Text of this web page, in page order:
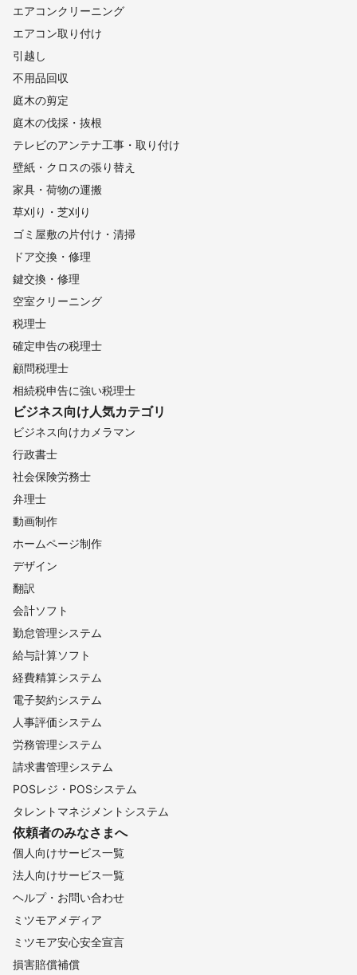
エアコンクリーニング
エアコン取り付け
引越し
不用品回収
庭木の剪定
庭木の伐採・抜根
テレビのアンテナ工事・取り付け
壁紙・クロスの張り替え
家具・荷物の運搬
草刈り・芝刈り
ゴミ屋敷の片付け・清掃
ドア交換・修理
鍵交換・修理
空室クリーニング
税理士
確定申告の税理士
顧問税理士
相続税申告に強い税理士
ビジネス向け人気カテゴリ
ビジネス向けカメラマン
行政書士
社会保険労務士
弁理士
動画制作
ホームページ制作
デザイン
翻訳
会計ソフト
勤怠管理システム
給与計算ソフト
経費精算システム
電子契約システム
人事評価システム
労務管理システム
請求書管理システム
POSレジ・POSシステム
タレントマネジメントシステム
依頼者のみなさまへ
個人向けサービス一覧
法人向けサービス一覧
ヘルプ・お問い合わせ
ミツモアメディア
ミツモア安心安全宣言
損害賠償補償